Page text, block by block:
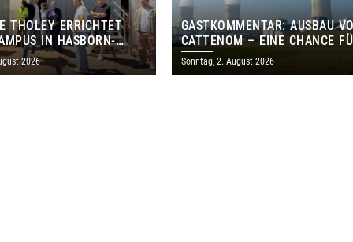
THOLEY ERRICHTET
IN HASBORN-
FÜR RUND 8,5 BIS 9
EURO
2026
GASTKOMMENTAR: AUSBAU
CATTENOM – EINE CHANCE
LOTHRINGEN UND DAS
Sonntag, 2. August 2026